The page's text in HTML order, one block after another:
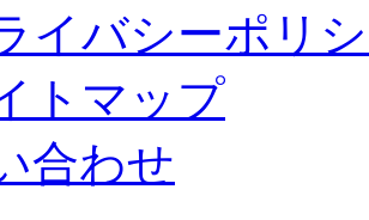
イバシーポリ
トマップ
合わせ